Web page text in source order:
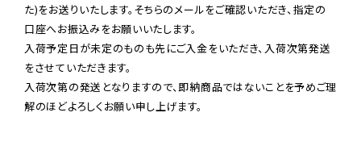
た)をお送りいたします。そちらのメールをご確認いただき、指定の
口座へお振込みをお願いいたします。
入荷予定日が未定のものも先にご入金をいただき、入荷次第発送
をさせていただきます。
入荷次第の発送となりますので、即納商品ではないことを予めご理
解のほどよろしくお願い申し上げます。